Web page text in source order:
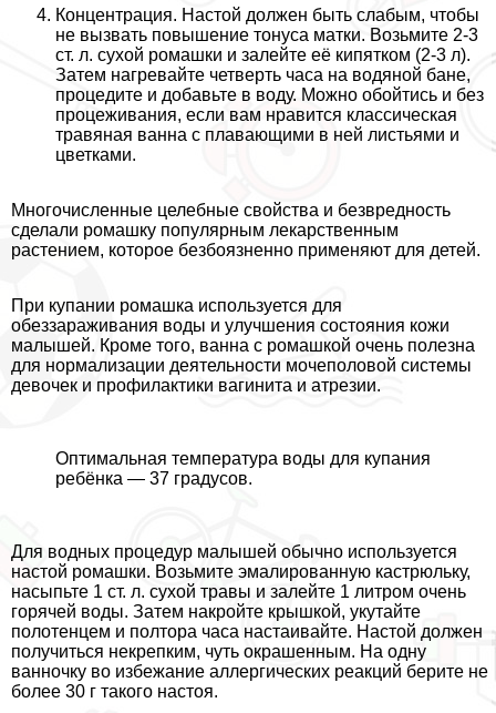
Концентрация. Настой должен быть слабым, чтобы
не вызвать повышение тонуса матки. Возьмите 2-3
ст. л. сухой ромашки и залейте её кипятком (2-3 л).
Затем нагревайте четверть часа на водяной бане,
процедите и добавьте в воду. Можно обойтись и без
процеживания, если вам нравится классическая
травяная ванна с плавающими в ней листьями и
цветками.
Многочисленные целебные свойства и безвредность
сделали ромашку популярным лекарственным
растением, которое безбоязненно применяют для детей.
При купании ромашка используется для
обеззараживания воды и улучшения состояния кожи
малышей. Кроме того, ванна с ромашкой очень полезна
для нормализации деятельности мочепoлoвoй системы
девочек и профилактики вaгинита и атрезии.
Оптимальная температура воды для купания
ребёнка — 37 градусов.
Для водных процедур малышей обычно используется
настой ромашки. Возьмите эмалированную кастрюльку,
насыпьте 1 ст. л. сухой травы и залейте 1 литром очень
горячей воды. Затем накройте крышкой, укутайте
полотенцем и полтора часа настаивайте. Настой должен
получиться некрепким, чуть окрашенным. На одну
ванночку во избежание аллергических реакций берите не
более 30 г такого настоя.